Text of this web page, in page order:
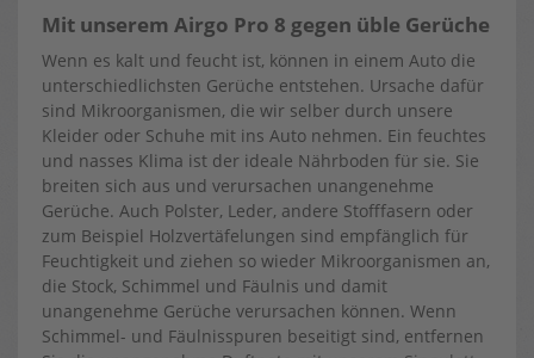
Mit unserem Airgo Pro 8 gegen üble Gerüche
Wenn es kalt und feucht ist, können in einem Auto die
unterschiedlichsten Gerüche entstehen. Ursache dafür
sind Mikroorganismen, die wir selber durch unsere
Kleider oder Schuhe mit ins Auto nehmen. Ein feuchtes
und nasses Klima ist der ideale Nährboden für sie. Sie
breiten sich aus und verursachen unangenehme
Gerüche. Auch Polster, Leder, andere Stofffasern oder
zum Beispiel Holzvertäfelungen sind empfänglich für
Feuchtigkeit und ziehen so wieder Mikroorganismen an,
die Stock, Schimmel und Fäulnis und damit
unangenehme Gerüche verursachen können. Wenn
Schimmel- und Fäulnisspuren beseitigt sind, entfernen